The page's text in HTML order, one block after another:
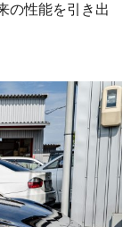
の性能を引き出